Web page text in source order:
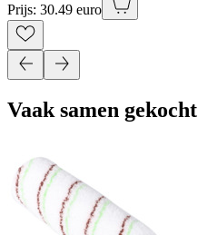
Prijs: 30.49 euro
Vaak samen gekocht